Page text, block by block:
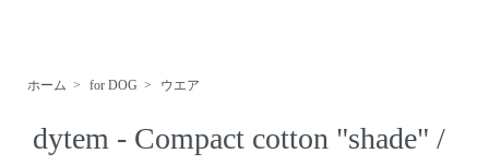
ホーム > for DOG > ウエア
dytem - Compact cotton "shade" /